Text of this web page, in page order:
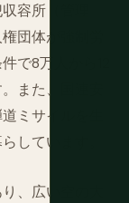
容所（管理
団体が強制労
で8万人から12
また、国連安
ミサイルを生
しています。
、広い空の大